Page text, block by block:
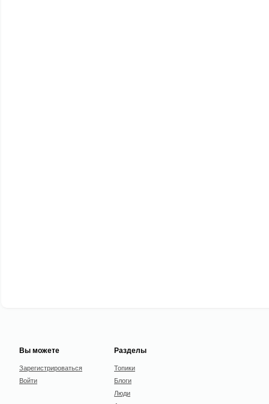
Вы можете
Зарегистрироваться
Войти
Разделы
Топики
Блоги
Люди